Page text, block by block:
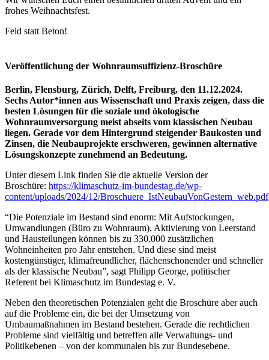
frohes Weihnachtsfest.
Feld statt Beton!
Veröffentlichung der Wohnraumsuffizienz-Broschüre
Berlin, Flensburg, Zürich, Delft, Freiburg, den 11.12.2024.
Sechs Autor*innen aus Wissenschaft und Praxis zeigen, dass die
besten Lösungen für die soziale und ökologische
Wohnraumversorgung meist abseits vom klassischen Neubau
liegen. Gerade vor dem Hintergrund steigender Baukosten und
Zinsen, die Neubauprojekte erschweren, gewinnen alternative
Lösungskonzepte zunehmend an Bedeutung.
Unter diesem Link finden Sie die aktuelle Version der
Broschüre: https://klimaschutz-im-bundestag.de/wp-
content/uploads/2024/12/Broschuere_IstNeubauVonGestern_web.pdf
“Die Potenziale im Bestand sind enorm: Mit Aufstockungen,
Umwandlungen (Büro zu Wohnraum), Aktivierung von Leerstand
und Hausteilungen können bis zu 330.000 zusätzlichen
Wohneinheiten pro Jahr entstehen. Und diese sind meist
kostengünstiger, klimafreundlicher, flächenschonender und schneller
als der klassische Neubau”, sagt Philipp George, politischer
Referent bei Klimaschutz im Bundestag e. V.
Neben den theoretischen Potenzialen geht die Broschüre aber auch
auf die Probleme ein, die bei der Umsetzung von
Umbaumaßnahmen im Bestand bestehen. Gerade die rechtlichen
Probleme sind vielfältig und betreffen alle Verwaltungs- und
Politikebenen – von der kommunalen bis zur Bundesebene.